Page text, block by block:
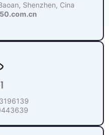
Shenzhen, Cina